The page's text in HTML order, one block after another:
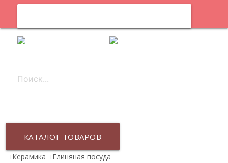
КАТАЛОГ ТОВАРОВ
Керамика Глиняная посуда